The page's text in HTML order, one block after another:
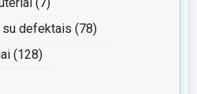
su defektais (78)
(128)